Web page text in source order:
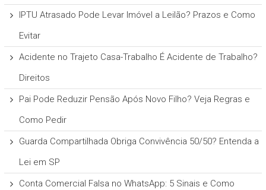
IPTU Atrasado Pode Levar Imóvel a Leilão? Prazos e Como
Evitar
Acidente no Trajeto Casa-Trabalho É Acidente de Trabalho?
Direitos
Pai Pode Reduzir Pensão Após Novo Filho? Veja Regras e
Como Pedir
Guarda Compartilhada Obriga Convivência 50/50? Entenda a
Lei em SP
Conta Comercial Falsa no WhatsApp: 5 Sinais e Como